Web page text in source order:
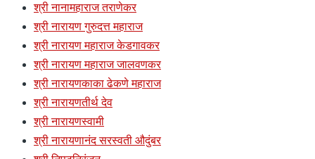
श्री नानामहाराज तराणेकर
श्री नारायण गुरुदत्त महाराज
श्री नारायण महाराज केडगावकर
श्री नारायण महाराज जालवणकर
श्री नारायणकाका ढेकणे महाराज
श्री नारायणतीर्थ देव
श्री नारायणस्वामी
श्री नारायणानंद सरस्वती औदुंबर